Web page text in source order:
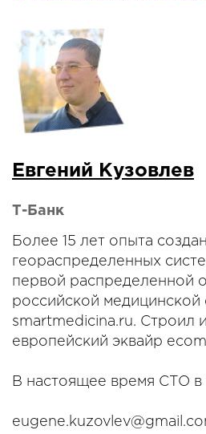
Евгений Кузовлев
Т-Банк
Более 15 лет опыта
геораспределенных
первой распределенной
российской медицинской
smartmedicina.ru. Строил
европейский эквайр
В настоящее время CTO в